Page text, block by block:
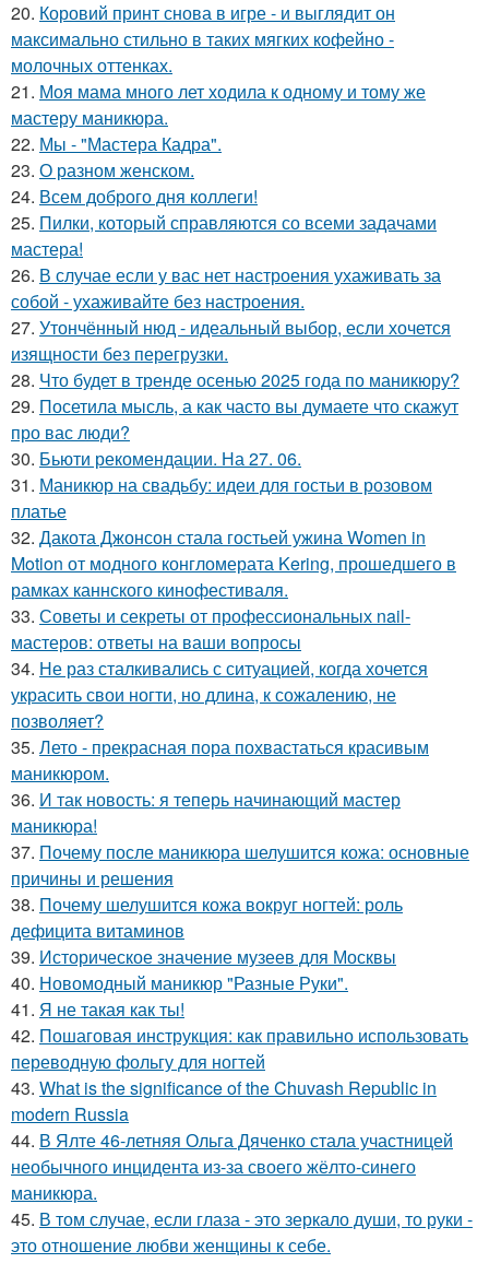
20. Коровий принт снова в игре - и выглядит он
максимально стильно в таких мягких кофейно -
молочных оттенках.
21. Моя мама много лет ходила к одному и тому же
мастеру маникюра.
22. Мы - "Мастера Кадра".
23. О разном женском.
24. Всем доброго дня коллеги!
25. Пилки, который справляются со всеми задачами
мастера!
26. В случае если у вас нет настроения ухаживать за
собой - ухаживайте без настроения.
27. Утончённый нюд - идеальный выбор, если хочется
изящности без перегрузки.
28. Что будет в тренде осенью 2025 года по маникюру?
29. Посетила мысль, а как часто вы думаете что скажут
про вас люди?
30. Бьюти рекомендации. На 27. 06.
31. Маникюр на свадьбу: идеи для гостьи в розовом
платье
32. Дакота Джонсон стала гостьей ужина Women in
Motion от модного конгломерата Kering, прошедшего в
рамках каннского кинофестиваля.
33. Советы и секреты от профессиональных nail-
мастеров: ответы на ваши вопросы
34. Не раз сталкивались с ситуацией, когда хочется
украсить свои ногти, но длина, к сожалению, не
позволяет?
35. Лето - прекрасная пора похвастаться красивым
маникюром.
36. И так новость: я теперь начинающий мастер
маникюра!
37. Почему после маникюра шелушится кожа: основные
причины и решения
38. Почему шелушится кожа вокруг ногтей: роль
дефицита витаминов
39. Историческое значение музеев для Москвы
40. Новомодный маникюр "Разные Руки".
41. Я не такая как ты!
42. Пошаговая инструкция: как правильно использовать
переводную фольгу для ногтей
43. What is the significance of the Chuvash Republic in
modern Russia
44. В Ялте 46-летняя Ольга Дяченко стала участницей
необычного инцидента из-за своего жёлто-синего
маникюра.
45. В том случае, если глаза - это зеркало души, то руки -
это отношение любви женщины к себе.